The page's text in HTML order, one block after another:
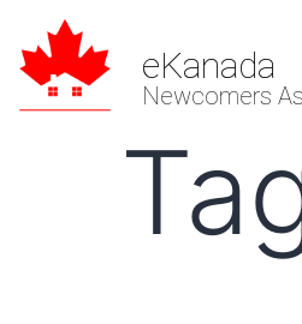
eKanada
Newcomers